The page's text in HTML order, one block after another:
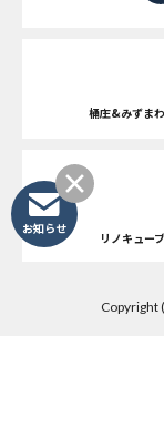
桶庄&みずま
リノキューブ
Copyright
お知らせ